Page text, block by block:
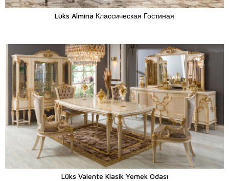
Lüks Almina Классическая Гостиная
Lüks Valente Klasik Yemek Odası